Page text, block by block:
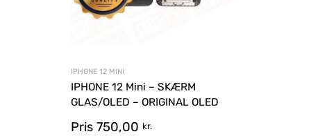
IPHONE 12 MINI
IPHONE 12 Mini – SKÆRM
GLAS/OLED – ORIGINAL OLED
Pris 750,00 kr.